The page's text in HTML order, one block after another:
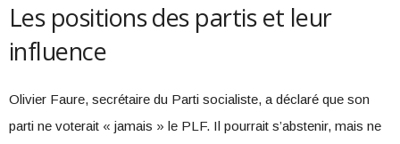
Les positions des partis et leur
influence
Olivier Faure, secrétaire du Parti socialiste, a déclaré que son
parti ne voterait « jamais » le PLF. Il pourrait s’abstenir, mais ne